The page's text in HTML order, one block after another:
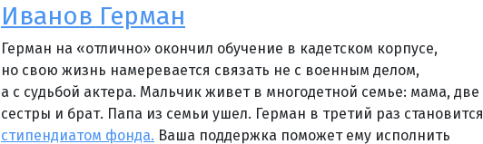
Иванов Герман
Герман на «отлично» окончил обучение в кадетском корпусе,
но свою жизнь намеревается связать не с военным делом,
а с судьбой актера. Мальчик живет в многодетной семье: мама, две
сестры и брат. Папа из семьи ушел. Герман в третий раз становится
стипендиатом фонда. Ваша поддержка поможет ему исполнить